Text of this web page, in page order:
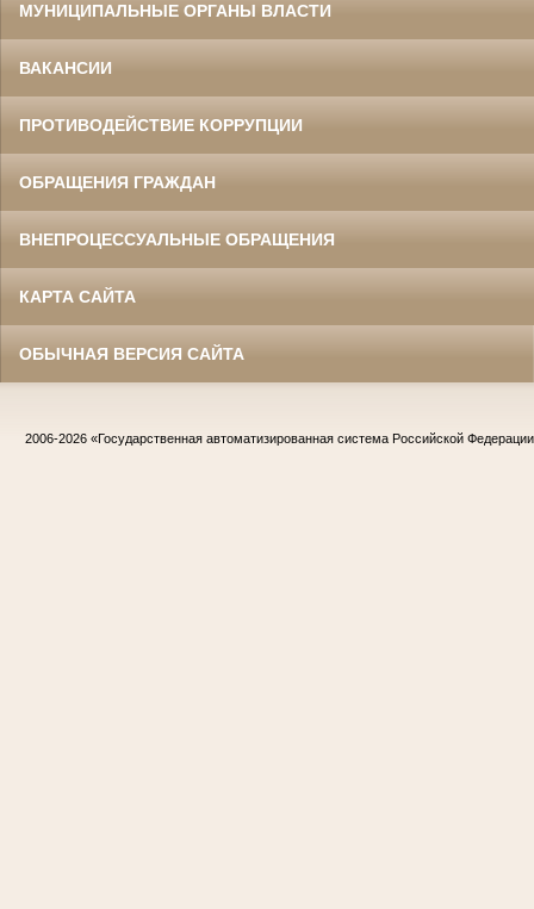
МУНИЦИПАЛЬНЫЕ ОРГАНЫ ВЛАСТИ
ВАКАНСИИ
ПРОТИВОДЕЙСТВИЕ КОРРУПЦИИ
ОБРАЩЕНИЯ ГРАЖДАН
ВНЕПРОЦЕССУАЛЬНЫЕ ОБРАЩЕНИЯ
КАРТА САЙТА
ОБЫЧНАЯ ВЕРСИЯ САЙТА
2006-2026 «Государственная автоматизированная система Российской